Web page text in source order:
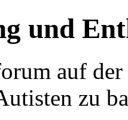
und
auf
zu